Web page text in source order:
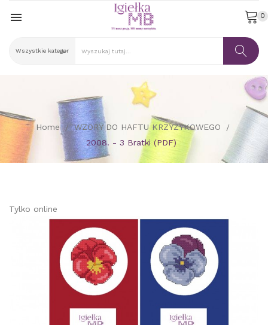
 0
Home
WZORY DO HAFTU KRZYŻYKOWEGO
2008. - 3 Bratki (PDF)
Tylko online